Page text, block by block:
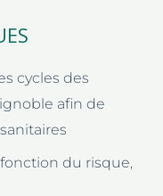
cycles des
afin de
du risque,